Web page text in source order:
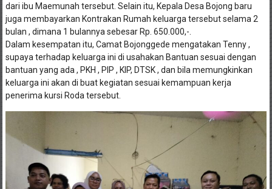
dari ibu Maemunah tersebut. Selain itu, Kepala Desa Bojong baru
juga membayarkan Kontrakan Rumah keluarga tersebut selama 2
bulan , dimana 1 bulannya sebesar Rp. 650.000,-.
Dalam kesempatan itu, Camat Bojonggede mengatakan Tenny ,
supaya terhadap keluarga ini di usahakan Bantuan sesuai dengan
bantuan yang ada , PKH , PIP , KIP, DTSK , dan bila memungkinkan
keluarga ini akan di buat kegiatan sesuai kemampuan kerja
penerima kursi Roda tersebut.